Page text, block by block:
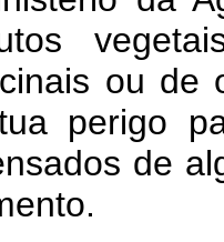
ou de
perigo
de